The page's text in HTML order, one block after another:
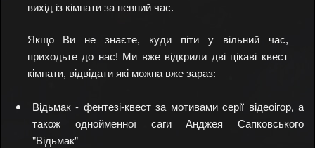
вихід із кімнати за певний час.
Якщо Ви не знаєте, куди піти у вільний час,
приходьте до нас! Ми вже відкрили дві цікаві квест
кімнати, відвідати які можна вже зараз:
Відьмак - фентезі-квест за мотивами серії відеоігор, а
також однойменної саги Анджея Сапковського
"Відьмак"